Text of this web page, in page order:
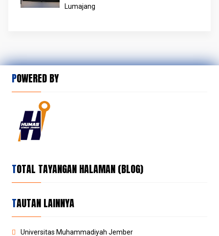
Lumajang
POWERED BY
TOTAL TAYANGAN HALAMAN (BLOG)
TAUTAN LAINNYA
Universitas Muhammadiyah Jember